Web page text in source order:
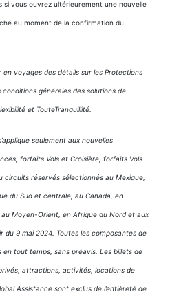
vous ouvrez ultérieurement une nouvelle
au moment de la confirmation du
en voyages des détails sur les Protections
générales des solutions de
et TouteTranquillité.
seulement aux nouvelles
forfaits Vols et Croisière, forfaits Vols
réservés sélectionnés au Mexique,
du Sud et centrale, au Canada, en
Moyen-Orient, en Afrique du Nord et aux
9 mai 2024. Toutes les composantes de
en tout temps, sans préavis. Les billets de
attractions, activités, locations de
Assistance sont exclus de l’entièreté de